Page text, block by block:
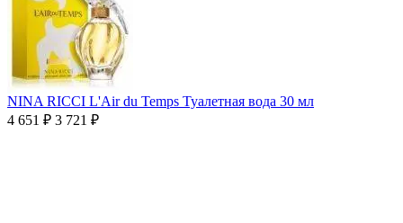
NINA RICCI L'Air du Temps Туалетная вода 30 мл
4 651 ₽ 3 721 ₽